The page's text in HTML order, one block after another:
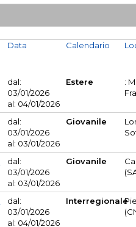
Data
dal:
03/01/2026
al: 04/01/2026
Calendario
Estere
:
dal:
03/01/2026
al: 03/01/2026
Giovanile
dal:
03/01/2026
al: 03/01/2026
Giovanile
dal:
03/01/2026
al: 04/01/2026
Interregionale